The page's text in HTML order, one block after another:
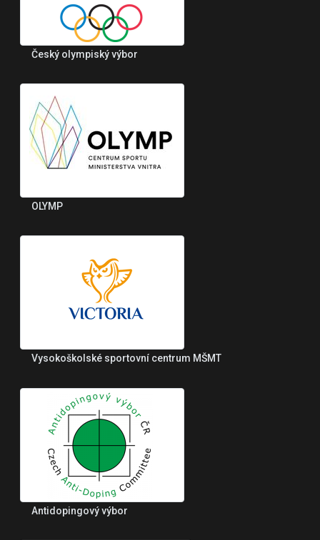
Český olympiský výbor
OLYMP
Vysokoškolské sportovní centrum MŠMT
Antidopingový výbor